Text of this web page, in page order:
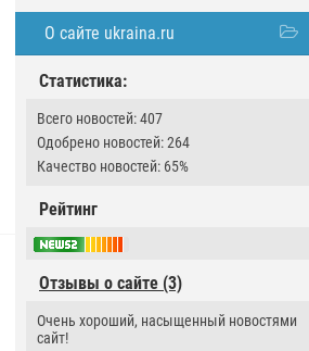
О сайте ukraina.ru
Статистика:
Всего новостей: 407
Одобрено новостей: 264
Качество новостей: 65%
Рейтинг
Отзывы о сайте (3)
Очень хороший, насыщенный новостями
сайт!